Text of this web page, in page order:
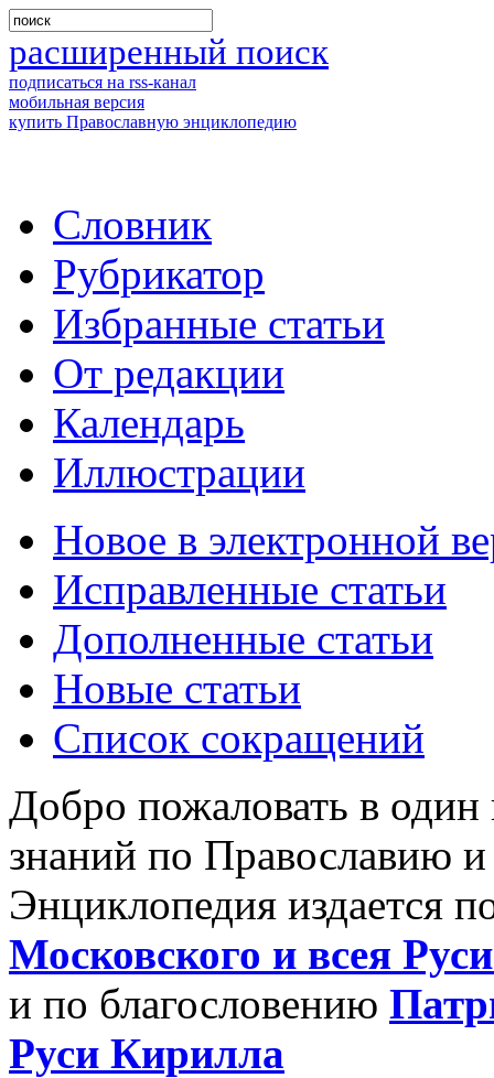
расширенный поиск
подписаться на rss-канал
мобильная версия
купить Православную энциклопедию
Словник
Рубрикатор
Избранные статьи
От редакции
Календарь
Иллюстрации
Новое в электронной
Исправленные статьи
Дополненные статьи
Новые статьи
Список сокращений
Добро пожаловать в
знаний по Православию
Энциклопедия издается
Московского и всея
и по благословению
Руси Кирилла